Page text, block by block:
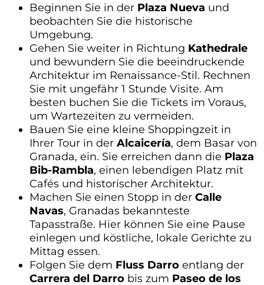
Beginnen Sie in der Plaza Nueva und
beobachten Sie die historische
Umgebung.
Gehen Sie weiter in Richtung Kathedrale
und bewundern Sie die beeindruckende
Architektur im Renaissance-Stil. Rechnen
Sie mit ungefähr 1 Stunde Visite. Am
besten buchen Sie die Tickets im Voraus,
um Wartezeiten zu vermeiden.
Bauen Sie eine kleine Shoppingzeit in
Ihrer Tour in der Alcaicería, dem Basar von
Granada, ein. Sie erreichen dann die Plaza
Bib-Rambla, einen lebendigen Platz mit
Cafés und historischer Architektur.
Machen Sie einen Stopp in der Calle
Navas, Granadas bekannteste
Tapasstraße. Hier können Sie eine Pause
einlegen und köstliche, lokale Gerichte zu
Mittag essen.
Folgen Sie dem Fluss Darro entlang der
Carrera del Darro bis zum Paseo de los